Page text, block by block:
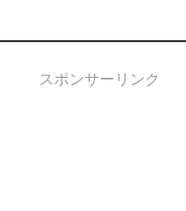
スポンサーリンク